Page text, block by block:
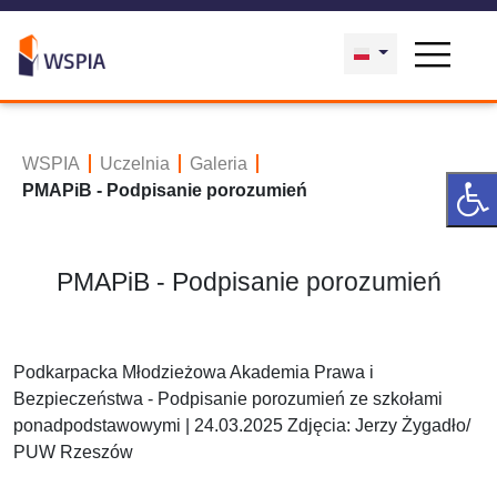
WSPIA Uczelnia
Galeria
PMAPiB - Podpisanie porozumień
PMAPiB - Podpisanie porozumień
Podkarpacka Młodzieżowa Akademia Prawa i
Bezpieczeństwa - Podpisanie porozumień ze szkołami
ponadpodstawowymi | 24.03.2025 Zdjęcia: Jerzy Żygadło/
PUW Rzeszów